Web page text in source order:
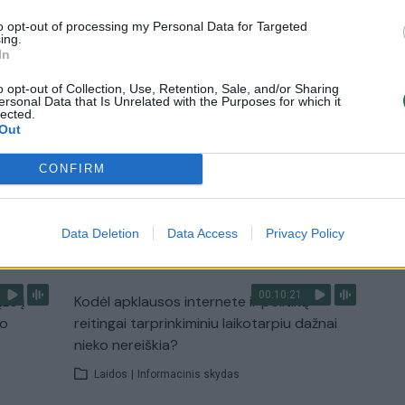
opt-out of processing my Personal Data for Targeted
opt-out of Collection, Use, Retention, Sale, and/or Sharing
Data that Is Unrelated with the Purposes for which it
CONFIRM
Data Deletion Data Access Privacy Policy
ir 00:00:40
Dronai Vokietijoje kelia vis daugiau
Žinios | Pasaulis
Visi įrašai
į
00:10:21
Kodėl apklausos internete ir politikų
reitingai tarprinkiminiu laikotarpiu dažnai
nieko nereiškia?
Laidos | Informacinis skydas